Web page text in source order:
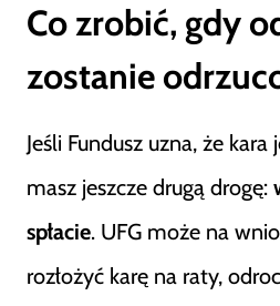
Co zrobić, gdy
zostanie
Jeśli Fundusz uzna, że
masz jeszcze drugą drogę:
spłacie. UFG może na
rozłożyć karę na raty,